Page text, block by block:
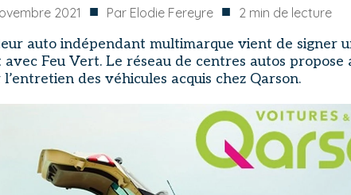
2021 ■ Par Elodie Fereyre ■ 2 min de lecture
auto indépendant multimarque vient de signer
Feu Vert. Le réseau de centres autos propose
des véhicules acquis chez Qarson.